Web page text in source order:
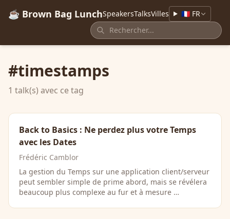
☕ Brown Bag LunchSpeakersTalksVilles 🇫🇷 FR
#timestamps
1 talk(s) avec ce tag
Back to Basics : Ne perdez plus votre Temps
avec les Dates
Frédéric Camblor
La gestion du Temps sur une application client/serveur
peut sembler simple de prime abord, mais se révélera
beaucoup plus complexe au fur et à mesure …